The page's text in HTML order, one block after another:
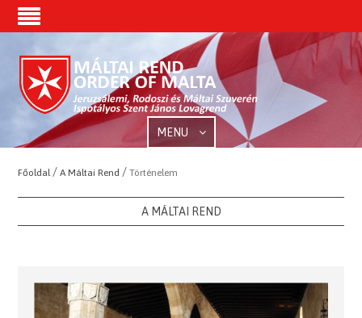
MENU
Főoldal /A Máltai Rend /Történelem
A MÁLTAI REND